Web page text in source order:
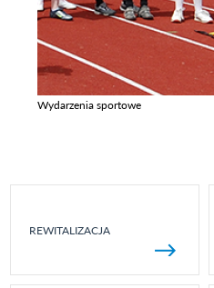
Wydarzenia sportowe
REWITALIZACJA